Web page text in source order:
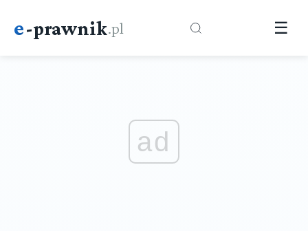
e-prawnik.pl ☰
ad